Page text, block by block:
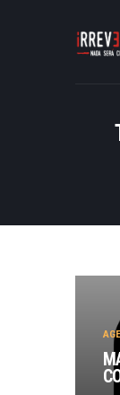
HOME